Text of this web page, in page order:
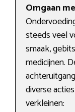
Omgaan
steeds veel
smaak,
medicijnen.
diverse
verkleinen: